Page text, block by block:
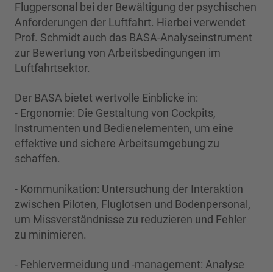
Flugpersonal bei der Bewältigung der psychischen
Anforderungen der Luftfahrt. Hierbei verwendet
Prof. Schmidt auch das BASA-Analyseinstrument
zur Bewertung von Arbeitsbedingungen im
Luftfahrtsektor.
Der BASA bietet wertvolle Einblicke in:
- Ergonomie: Die Gestaltung von Cockpits,
Instrumenten und Bedienelementen, um eine
effektive und sichere Arbeitsumgebung zu
schaffen.
- Kommunikation: Untersuchung der Interaktion
zwischen Piloten, Fluglotsen und Bodenpersonal,
um Missverständnisse zu reduzieren und Fehler
zu minimieren.
- Fehlervermeidung und -management: Analyse